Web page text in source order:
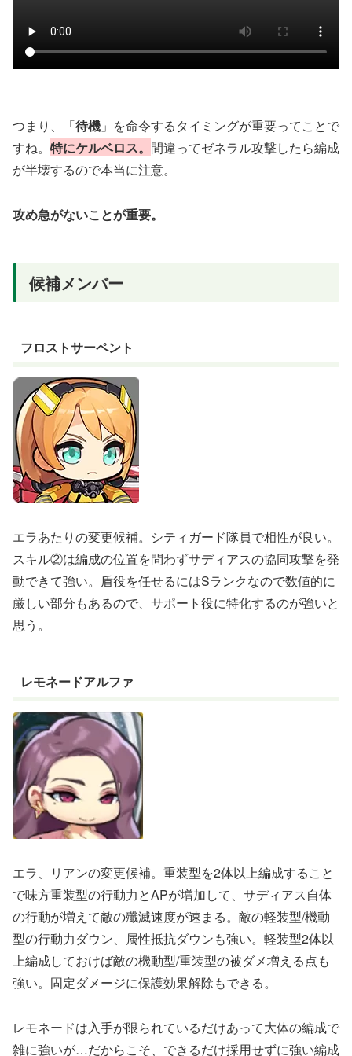
つまり、「待機 」を命令するタイミングが重要ってことで
すね。 特にケルベロス。 間違ってゼネラル攻撃したら編成
が半壊するので本当に注意。
攻め急がないことが重要。
候補メンバー
フロストサーペント
エラあたりの変更候補。シティガード隊員で相性が良い。
スキル②は編成の位置を問わずサディアスの協同攻撃を発
動できて強い。盾役を任せるにはSランクなので数値的に
厳しい部分もあるので、サポート役に特化するのが強いと
思う。
レモネードアルファ
エラ、リアンの変更候補。重装型を2体以上編成すること
で味方重装型の行動力とAPが増加して、サディアス自体
の行動が増えて敵の殲滅速度が速まる。敵の軽装型/機動
型の行動力ダウン、属性抵抗ダウンも強い。軽装型2体以
上編成しておけば敵の機動型/重装型の被ダメ増える点も
強い。固定ダメージに保護効果解除もできる。
レモネードは入手が限られているだけあって大体の編成で
雑に強いが…だからこそ、できるだけ採用せずに強い編成